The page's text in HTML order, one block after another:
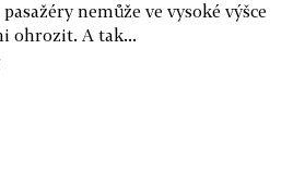
nemůže ve vysoké výšce
ohrozit. A tak...